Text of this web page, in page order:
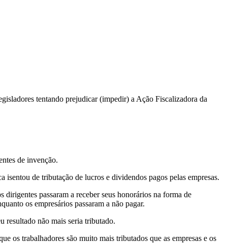
tentando prejudicar (impedir) a Ação Fiscalizadora da
de invenção.
de tributação de lucros e dividendos pagos pelas empresas.
passaram a receber seus honorários na forma de
os empresários passaram a não pagar.
resultado não mais seria tributado.
os trabalhadores são muito mais tributados que as empresas e os